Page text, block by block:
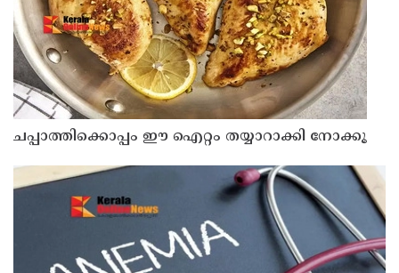
ചപ്പാത്തിക്കൊപ്പം ഈ ഐറ്റം തയ്യാറാക്കി നോക്കൂ